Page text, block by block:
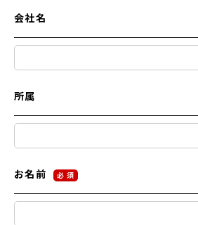
会社名
所属
お名前 必 須